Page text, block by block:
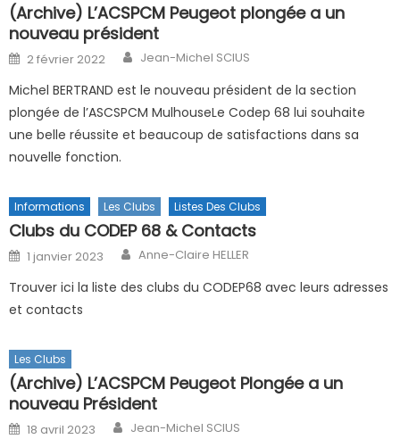
(Archive) L’ACSPCM Peugeot plongée a un
nouveau président
Posted on
2 février 2022 Author
Jean-Michel SCIUS
Michel BERTRAND est le nouveau président de la section
plongée de l’ASCSPCM MulhouseLe Codep 68 lui souhaite
une belle réussite et beaucoup de satisfactions dans sa
nouvelle fonction.
Informations Les Clubs Listes Des Clubs
Clubs du CODEP 68 & Contacts
Posted on
1 janvier 2023 Author
Anne-Claire HELLER
Trouver ici la liste des clubs du CODEP68 avec leurs adresses
et contacts
Les Clubs
(Archive) L’ACSPCM Peugeot Plongée a un
nouveau Président
Posted on
18 avril 2023 Author
Jean-Michel SCIUS